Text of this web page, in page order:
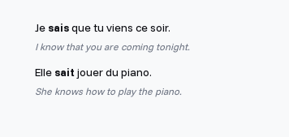
Je saisque tu viens ce soir.
I know that you are coming tonight.
Elle saitjouer du piano.
She knows how to play the piano.